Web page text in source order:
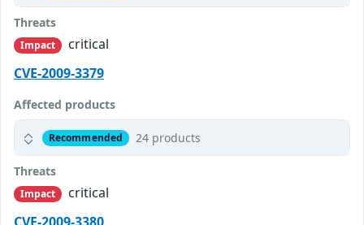
Threats
Impact
critical
CVE-2009-3379
Affected products
Recommended 24 products
Threats
Impact
critical